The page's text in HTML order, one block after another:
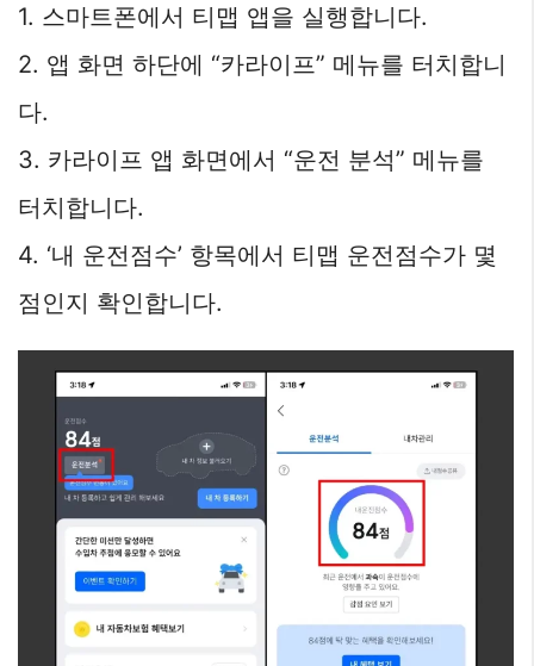
1. 스마트폰에서 티맵 앱을 실행합니다.
2. 앱 화면 하단에 “카라이프” 메뉴를 터치합니
다.
3. 카라이프 앱 화면에서 “운전 분석” 메뉴를
터치합니다.
4. ‘내 운전점수’ 항목에서 티맵 운전점수가 몇
점인지 확인합니다.